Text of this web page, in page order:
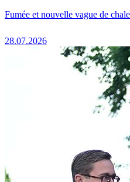
Fumée et nouvelle vague de
28.07.2026